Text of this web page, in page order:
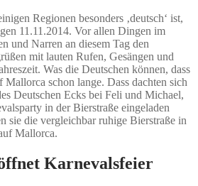
Regionen besonders ‚deutsch‘ ist,
11.11.2014. Vor allen Dingen im
und Narren an diesem Tag den
mit lauten Rufen, Gesängen und
Was die Deutschen können, dass
Mallorca schon lange. Dass dachten sich
Deutschen Ecks bei Feli und Michael,
in der Bierstraße eingeladen
sie die vergleichbar ruhige Bierstraße in
Mallorca.
Karnevalsfeier